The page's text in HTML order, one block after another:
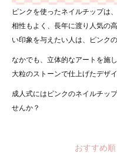
ピンクを使ったネイルチップは
相性もよく、長年に渡り人気の
い印象を与えたい人は、ピンク
なかでも、立体的なアートを施
大粒のストーンで仕上げたデザ
成人式にはピンクのネイルチッ
せんか？
おすすめ順